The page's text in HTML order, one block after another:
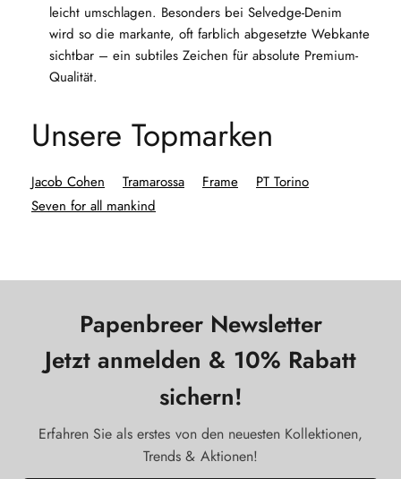
leicht umschlagen. Besonders bei Selvedge-Denim
wird so die markante, oft farblich abgesetzte Webkante
sichtbar – ein subtiles Zeichen für absolute Premium-
Qualität.
Unsere Topmarken
Jacob Cohen Tramarossa Frame
PT Torino
Seven for all mankind
Papenbreer Newsletter
Jetzt anmelden & 10% Rabatt
sichern!
Erfahren Sie als erstes von den neuesten Kollektionen,
Trends & Aktionen!